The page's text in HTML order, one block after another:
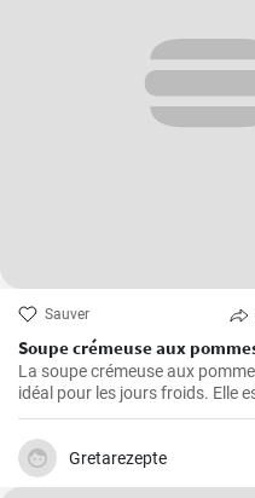
Sauver
Soupe crémeuse aux
La soupe crémeuse aux
idéal pour les jours froids. Elle
préparer. Elle est remplie de
Gretarezepte